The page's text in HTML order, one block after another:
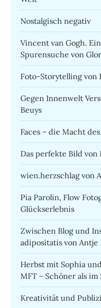
Nostalgisch negativ
Vincent van Gogh.
Spurensuche von
Foto-Storytelling von
Gegen Innenwelt
Beuys
Faces – die Macht
Das perfekte Bild von
wien.herzschlag von
Pia Parolin, Flow
Glückserlebnis
Zwischen Blog und
adipositatis von Antje
Herbst mit Sophia
MFT – Schöner als
Kreativität und